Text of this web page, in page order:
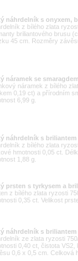
náhrdelník s onyxem,
z bílého zlata
briliantového brusu
45 cm. Rozměry
náramek se
náramek z bílého
0,19 ct) a přírodním
6,99 g.
náhrdelník s briliantem
z bílého zlata
hmotnosti 0,05 ct.
1,88 g.
prsten s tyrkysem a
z bílého zlata ryzosti
0,35 ct. Velikost
náhrdelník s briliantem
ze zlata ryzosti
0,40 ct, čistota
0,6 x 0,5 cm. Celková